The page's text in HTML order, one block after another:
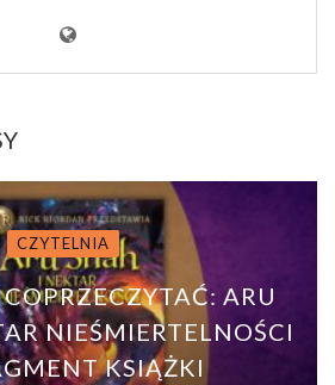
CZYTELNIA
ARU
NIEŚMIERTELNOŚCI
KSIĄŻKI